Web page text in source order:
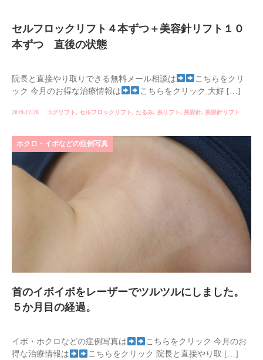
セルフロックリフト４本ずつ＋美容針リフト１０
本ずつ 直後の状態
院長と直接やり取りできる無料メール相談は
こちらをクリ
ック 今月のお得な治療情報は
こちらをクリック 大好 […]
2019.12.28 コグリフト, セルフロックリフト, たるみ, 糸リフト, 美容針, 美容針リフト
ホクロ・イボなどの症例写真
首のイボイボをレーザーでツルツルにしました。
５か月目の経過。
イボ・ホクロなどの症例写真は
こちらをクリック 今月のお
得な治療情報は
こちらをクリック 院長と直接やり取 […]